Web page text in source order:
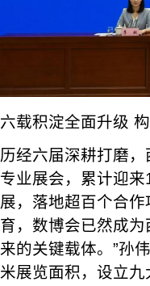
六载积淀全面升级
历经六届深耕打磨
专业展会，累计迎
展，落地超百个合
育，数博会已然成
来的关键载体。”孙
米展览面积，设立